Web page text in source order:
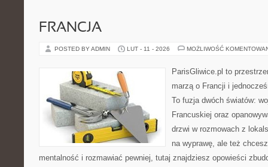
FRANCJA
POSTED BY ADMIN LUT - 11 - 2026 MOŻLIWOŚĆ
ParisGliwice.pl to
marzą o Francji i
To fuzja dwóch światów:
Francuskiej oraz
drzwi w rozmowach z
na wyprawę, ale też
mentalność i rozmawiać pewniej, tutaj znajdziesz opowieści